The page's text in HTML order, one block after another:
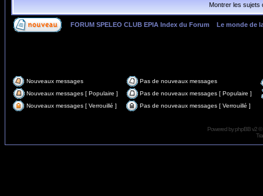
Montrer les sujets
FORUM SPELEO CLUB EPIA Index du Forum Le monde de
Nouveaux messages
Pas de nouveaux messages
Nouveaux messages [ Populaire ]
Pas de nouveaux messages [ Populaire ]
Nouveaux messages [ Verrouillé ]
Pas de nouveaux messages [ Verrouillé ]
Powered byphpBBv2 ©